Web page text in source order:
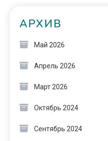
АРХИВ
Май 2026
Апрель 2026
Март 2026
Октябрь 2024
Сентябрь 2024